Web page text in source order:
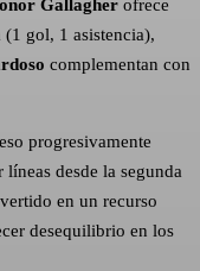
Gallagher ofrece
(1 gol, 1 asistencia),
complementan con
progresivamente
desde la segunda
en un recurso
desequilibrio en los